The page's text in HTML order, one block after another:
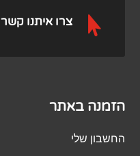
 צרו איתנו קשר
הזמנה באתר
החשבון שלי